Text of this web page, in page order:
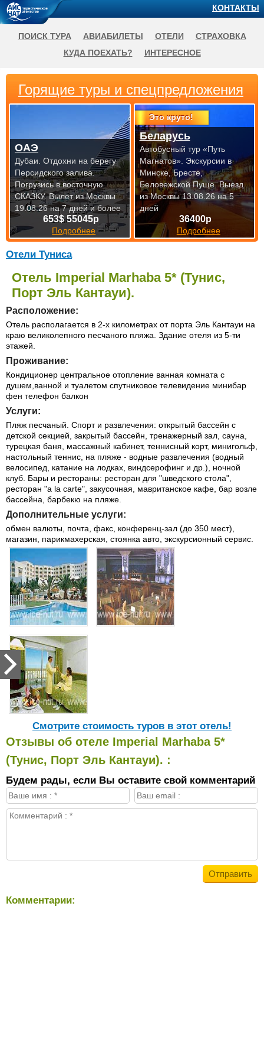
Отели Туниса
Отель Imperial Marhaba 5* (Тунис,
Порт Эль Кантауи).
Расположение:
Отель располагается в 2-х километрах от порта Эль Кантауи на
краю великолепного песчаного пляжа. Здание отеля из 5-ти
этажей.
Проживание:
Кондиционер центральное отопление ванная комната с
душем,ванной и туалетом спутниковое телевидение минибар
фен телефон балкон
Услуги:
Пляж песчаный. Спорт и развлечения: открытый бассейн с
детской секцией, закрытый бассейн, тренажерный зал, сауна,
турецкая баня, массажный кабинет, теннисный корт, минигольф,
настольный теннис, на пляже - водные развлечения (водный
велосипед, катание на лодках, виндсерофинг и др.), ночной
клуб. Бары и рестораны: ресторан для "шведского стола",
ресторан "a la carte", закусочная, мавританское кафе, бар возле
бассейна, барбекю на пляже.
Дополнительные услуги:
обмен валюты, почта, факс, конференц-зал (до 350 мест),
магазин, парикмахерская, стоянка авто, экскурсионный сервис.
Cмотрите стоимость туров в этот отель!
Отзывы об отеле Imperial Marhaba 5*
(Тунис, Порт Эль Кантауи). :
Будем рады, если Вы оставите свой комментарий
Комментарии:
Горящие туры и спецпредложения
653$ 55045р
Подробнее
ОАЭ
Дубаи. Отдохни на берегу
Персидского залива.
Погрузись в восточную
СКАЗКУ.Вылет из Москвы
19.08.26 на 7 дней и более
Это круто!
36400р
Подробнее
Беларусь
Автобусный тур «Путь
Магнатов». Экскурсии в
Минске, Бресте,
Беловежской Пуще.Выезд
из Москвы 13.08.26 на 5
дней
КОНТАКТЫ
ПОИСК ТУРА АВИАБИЛЕТЫ ОТЕЛИ
СТРАХОВКА
КУДА ПОЕХАТЬ?
ИНТЕРЕСНОЕ